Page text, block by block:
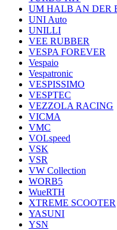
UM HALB AN DER
UNI Auto
UNILLI
VEE RUBBER
VESPA FOREVER
Vespaio
Vespatronic
VESPISSIMO
VESPTEC
VEZZOLA RACING
VICMA
VMC
VOLspeed
VSK
VSR
VW Collection
WORB5
WueRTH
XTREME SCOOTER
YASUNI
YSN